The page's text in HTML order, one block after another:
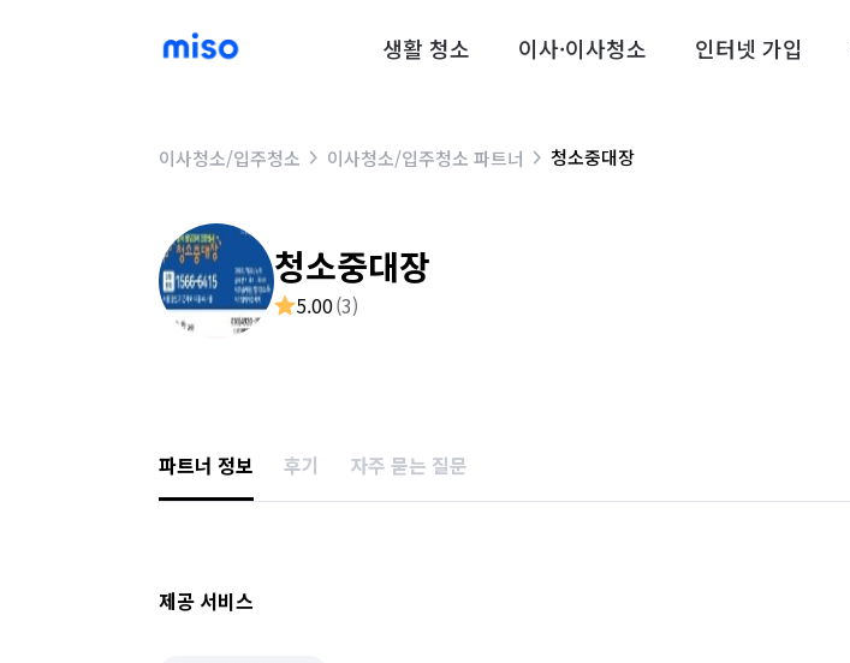
생활 청소 이사·이사청소 인터넷 가입
이사청소/입주청소 이사청소/입주청소 파트너 청소중대장
청소중대장
5.00(3)
파트너 정보 후기 자주 묻는 질문
제공 서비스